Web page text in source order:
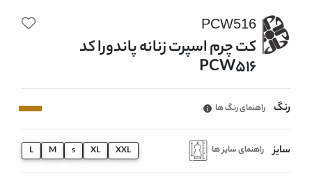
PCW516
کت چرم اسپرت زنانه پاندورا کد
PCW516
رنگ راهنمای رنگ ها
سایز راهنمای سایز ها XL XXL